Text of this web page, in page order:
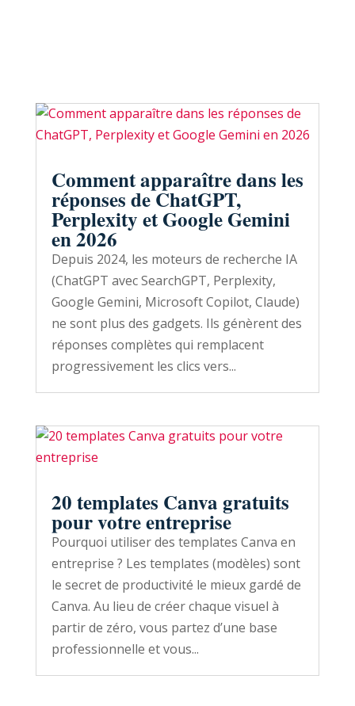
Comment apparaître dans les
réponses de ChatGPT,
Perplexity et Google Gemini
en 2026
Depuis 2024, les moteurs de recherche IA
(ChatGPT avec SearchGPT, Perplexity,
Google Gemini, Microsoft Copilot, Claude)
ne sont plus des gadgets. Ils génèrent des
réponses complètes qui remplacent
progressivement les clics vers...
20 templates Canva gratuits
pour votre entreprise
Pourquoi utiliser des templates Canva en
entreprise ? Les templates (modèles) sont
le secret de productivité le mieux gardé de
Canva. Au lieu de créer chaque visuel à
partir de zéro, vous partez d’une base
professionnelle et vous...